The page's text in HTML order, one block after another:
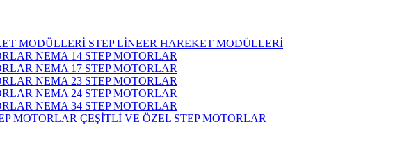
STEP LİNEER HAREKET MODÜLLERİ
NEMA 14 STEP MOTORLAR
NEMA 17 STEP MOTORLAR
NEMA 23 STEP MOTORLAR
NEMA 24 STEP MOTORLAR
NEMA 34 STEP MOTORLAR
ÇEŞİTLİ VE ÖZEL STEP MOTORLAR